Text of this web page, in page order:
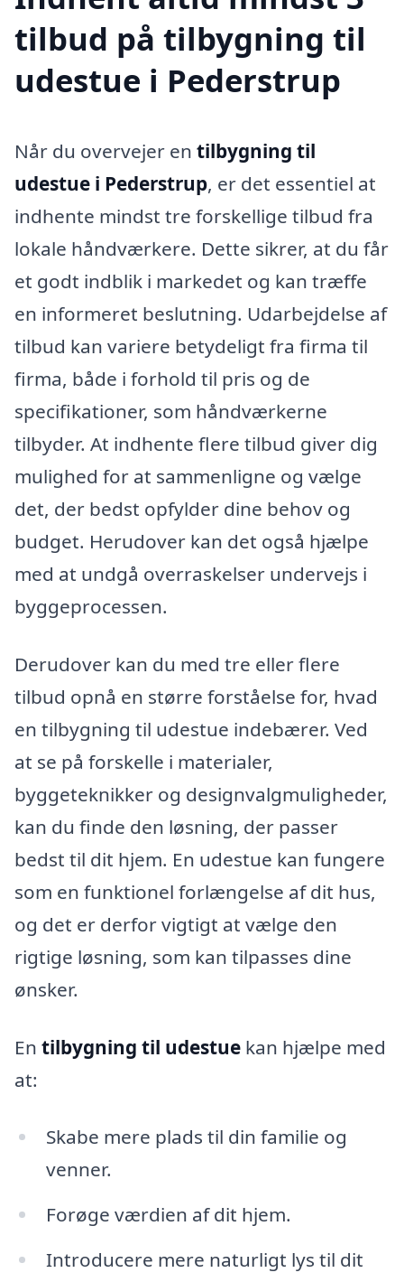
tilbud på tilbygning til
udestue i Pederstrup
Når du overvejer en tilbygning til
udestue i Pederstrup, er det essentiel at
indhente mindst tre forskellige tilbud fra
lokale håndværkere. Dette sikrer, at du får
et godt indblik i markedet og kan træffe
en informeret beslutning. Udarbejdelse af
tilbud kan variere betydeligt fra firma til
firma, både i forhold til pris og de
specifikationer, som håndværkerne
tilbyder. At indhente flere tilbud giver dig
mulighed for at sammenligne og vælge
det, der bedst opfylder dine behov og
budget. Herudover kan det også hjælpe
med at undgå overraskelser undervejs i
byggeprocessen.
Derudover kan du med tre eller flere
tilbud opnå en større forståelse for, hvad
en tilbygning til udestue indebærer. Ved
at se på forskelle i materialer,
byggeteknikker og designvalgmuligheder,
kan du finde den løsning, der passer
bedst til dit hjem. En udestue kan fungere
som en funktionel forlængelse af dit hus,
og det er derfor vigtigt at vælge den
rigtige løsning, som kan tilpasses dine
ønsker.
En tilbygning til udestue kan hjælpe med
at:
Skabe mere plads til din familie og
venner.
Forøge værdien af dit hjem.
Introducere mere naturligt lys til dit